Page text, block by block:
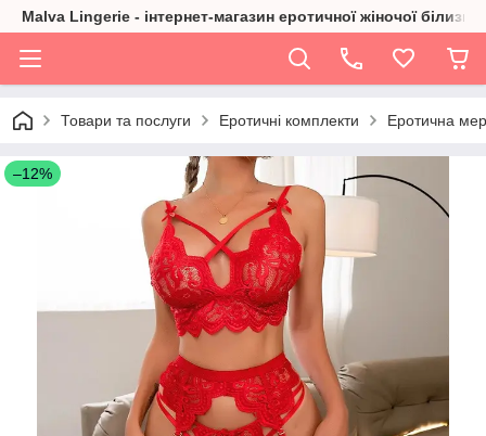
Malva Lingerie - інтернет-магазин еротичної жіночої білизни
Товари та послуги Еротичні комплекти Еротична
–12%